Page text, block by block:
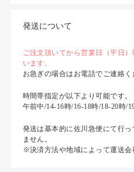
発送について
ご注文頂いてから営業日（平日
います。
お急ぎの場合はお電話でご連絡く
時間帯指定が以下より可能です。
午前中/14-16時/16-18時/18-20時/
発送は基本的に佐川急便にて行
ません。
※決済方法や地域によって運送会